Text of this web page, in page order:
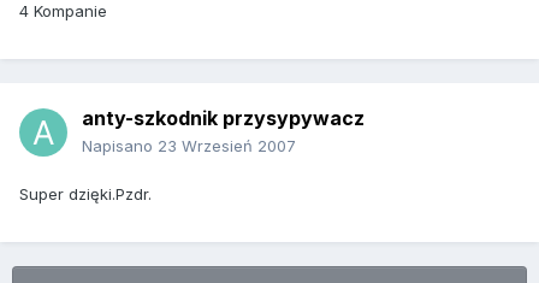
4 Kompanie
anty-szkodnik przysypywacz
Napisano 23 Wrzesień 2007
Super dzięki.Pzdr.